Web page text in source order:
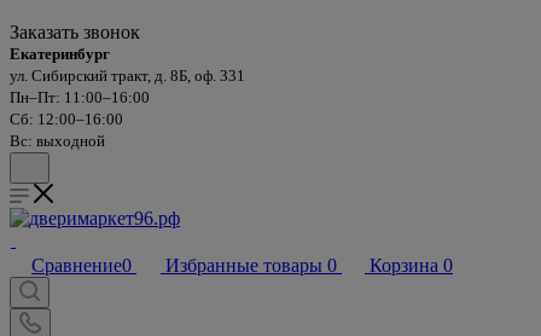
Заказать звонок
Екатеринбург
ул. Сибирский тракт, д. 8Б, оф. 331
Пн–Пт: 11:00–16:00
Сб: 12:00–16:00
Вс: выходной
Сравнение0 Избранные товары 0 Корзина 0